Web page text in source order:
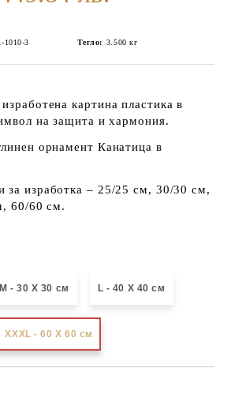
1010-3 Тегло: 3.500 кг
картина пластика в
на защита и хармония.
орнамент Канатица в
за изработка – 25/25 см, 30/30 см,
60/60 см.
М - 30 Х 30 см L - 40 X 40 см
XXXL - 60 X 60 см